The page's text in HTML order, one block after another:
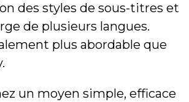
des styles de sous-titres et
de plusieurs langues.
plus abordable que
un moyen simple, efficace